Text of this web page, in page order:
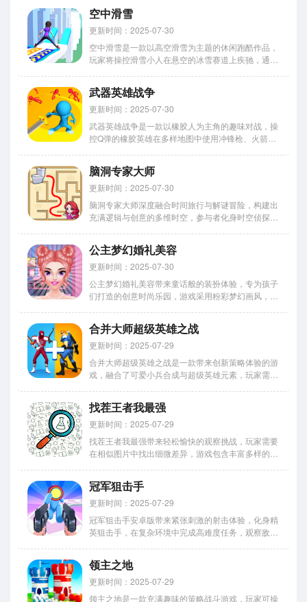
方块，限时挑战中清除白块，以策略布局和快速操作
征服层层关卡，体验从弱...
空中滑雪
更新时间：2025-07-30
空中滑雪是一款以高空滑雪为主题的休闲跑酷作品，
玩家将操控滑雪小人在悬空的冰雪赛道上疾驰，通过
成，需在滑行中精准判断障碍间距，通过快速点击实
现双腿的张合动作，张开...
武器英雄战争
更新时间：2025-07-30
武器英雄战争是一款以橡胶人为主角的趣味对战，操
控Q弹的橡胶英雄在多样地图中使用冲锋枪、火箭筒
特效，橡胶人受击后会产生弹性变形，搭配动态地图
陷阱与策略道具系统，...
脑洞专家大师
更新时间：2025-07-30
脑洞专家大师深度融合时间旅行与解谜冒险，构建出
充满逻辑与创意的多维时空，参与者化身时空侦探，
高效解决多层谜题并达成闯关目标，在紧张刺激的解
谜过程中体验突破自我...
公主梦幻婚礼美容
更新时间：2025-07-30
公主梦幻婚礼美容带来童话般的装扮体验，专为孩子
们打造的创意时尚乐园，游戏采用粉彩梦幻画风，呈
宫廷裙到现代婚纱应有尽有，创新的妆容编辑器，可
细致调整眼影唇色等细...
合并大师超级英雄之战
更新时间：2025-07-29
合并大师超级英雄之战是一款带来创新策略体验的游
戏，融合了可爱小兵合成与超级英雄元素，玩家需运
并玩法结合深度战略规划，快来展现你的指挥才能
吧。 合并大师超级英雄...
找茬王者我最强
更新时间：2025-07-29
找茬王者我最强带来轻松愉快的观察挑战，玩家需要
在相似图片中找出细微差异，游戏包含丰富多样的关
配舒适音效，在休闲娱乐中锻炼观察力，享受发现隐
藏不同的成就感。 找...
冠军狙击手
更新时间：2025-07-29
冠军狙击手安卓版带来紧张刺激的射击体验，化身精
英狙击手，在复杂环境中完成高难度任务，观察敌人
任务获取先进武器配件，可以自定义专属狙击装备。
冠军狙击手安卓版游...
领主之地
更新时间：2025-07-29
领主之地是一款充满趣味的策略战斗游戏，玩家可操